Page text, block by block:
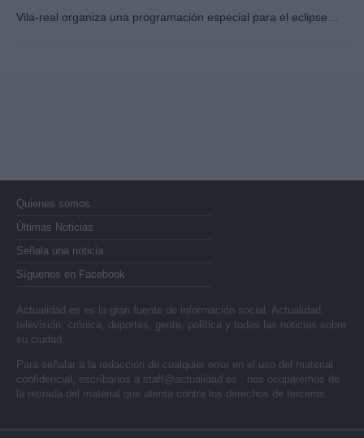
Vila-real organiza una programación especial para el eclipse…
Quienes somos
Últimas Noticias
Señala una noticia
Síguenos en Facebook
Actualidad.es es la gran fuente de información social. Actualidad,
televisión, crónica, deportes, gente, política y todas las noticias sobre
su ciudad.
Para señalar a la redacción de cualquier error en el uso del material
confidencial, escríbanos a staff@actualidad.es : nos ocuparemos de
la retirada del material que atenta contra los derechos de terceros.